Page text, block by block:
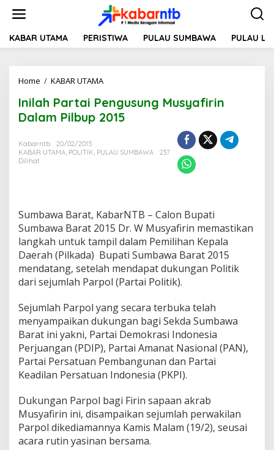
t
KABAR UTAMA PERISTIWA PULAU SUMBAWA PULAU
Home / KABAR UTAMA
i
l
a
a
P
e
n
g
u
s
u
M
u
s
a
f
i
i
n
a
l
Inilah Partai Pengusung Musyafirin
Dalam Pilbup 2015
Kabarntb
20/02/2015
KABAR UTAMA, POLITIK, PULAU SUMBAWA
237
Dilihat
Sumbawa Barat, KabarNTB – Calon Bupati
Sumbawa Barat 2015 Dr. W Musyafirin memastikan
langkah untuk tampil dalam Pemilihan Kepala
Daerah (Pilkada) Bupati Sumbawa Barat 2015
mendatang, setelah mendapat dukungan Politik
dari sejumlah Parpol (Partai Politik).
Sejumlah Parpol yang secara terbuka telah
menyampaikan dukungan bagi Sekda Sumbawa
Barat ini yakni, Partai Demokrasi Indonesia
Perjuangan (PDIP), Partai Amanat Nasional (PAN),
Partai Persatuan Pembangunan dan Partai
Keadilan Persatuan Indonesia (PKPI).
Dukungan Parpol bagi Firin sapaan akrab
Musyafirin ini, disampaikan sejumlah perwakilan
Parpol dikediamannya Kamis Malam (19/2), seusai
acara rutin yasinan bersama.